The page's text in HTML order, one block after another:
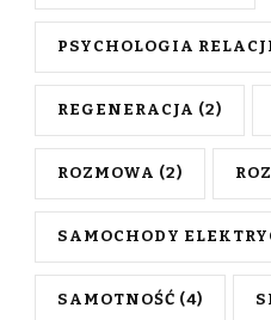
PSYCHOLOGIA
REGENERACJA (2)
ROZMOWA (2)
SAMOCHODY
SAMOTNOŚĆ (4)